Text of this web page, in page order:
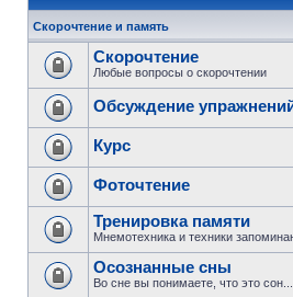
Скорочтение и память
Скорочтение
Любые вопросы о скорочтении
Обсуждение
Курс
Фоточтение
Тренировка памяти
Мнемотехника и техники
Осознанные сны
Во сне вы понимаете, что это сон...